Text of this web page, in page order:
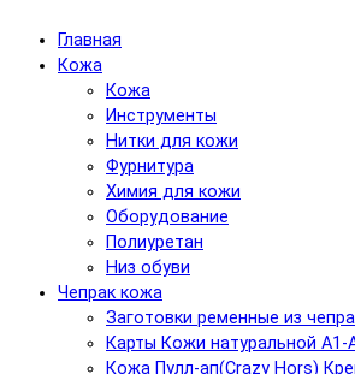
Главная
Кожа
Кожа
Инструменты
Нитки для кожи
Фурнитура
Химия для кожи
Оборудование
Полиуретан
Низ обуви
Чепрак кожа
Заготовки ременные из
Карты Кожи натуральной А1-
Кожа Пулл-ап(Crazy Hors)